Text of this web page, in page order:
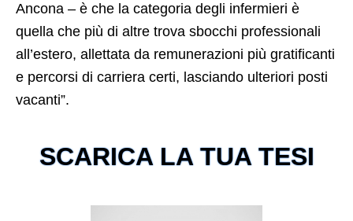
Ancona – è che la categoria degli infermieri è
quella che più di altre trova sbocchi professionali
all’estero, allettata da remunerazioni più gratificanti
e percorsi di carriera certi, lasciando ulteriori posti
vacanti”.
SCARICA LA TUA TESI